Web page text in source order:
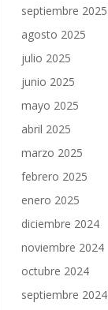
septiembre 2025
agosto 2025
julio 2025
junio 2025
mayo 2025
abril 2025
marzo 2025
febrero 2025
enero 2025
diciembre 2024
noviembre 2024
octubre 2024
septiembre 2024